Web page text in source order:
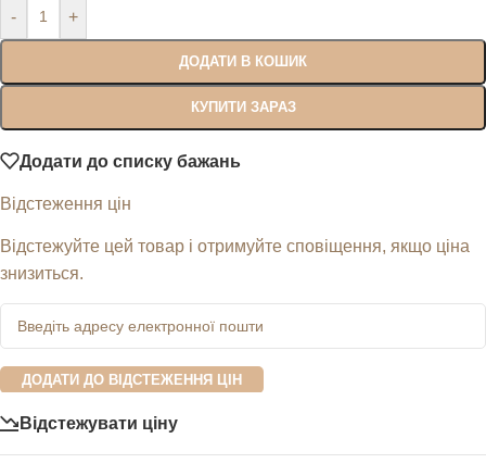
- +
ДОДАТИ В КОШИК
КУПИТИ ЗАРАЗ
Додати до списку бажань
Відстеження цін
Відстежуйте цей товар і отримуйте сповіщення, якщо ціна
знизиться.
ДОДАТИ ДО ВІДСТЕЖЕННЯ ЦІН
Відстежувати ціну